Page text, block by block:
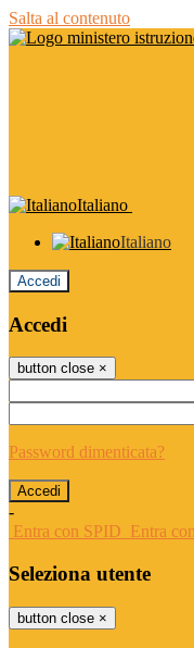
Salta al contenuto
Italiano
Italiano
Accedi
Accedi
button close ×
Password dimenticata?
-
Entra con SPID Entra
Seleziona utente
button close ×